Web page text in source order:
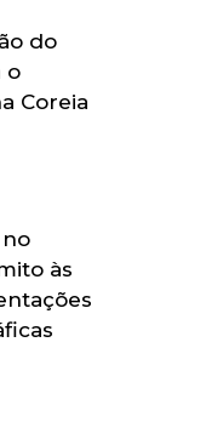
do
o
Coreia
às